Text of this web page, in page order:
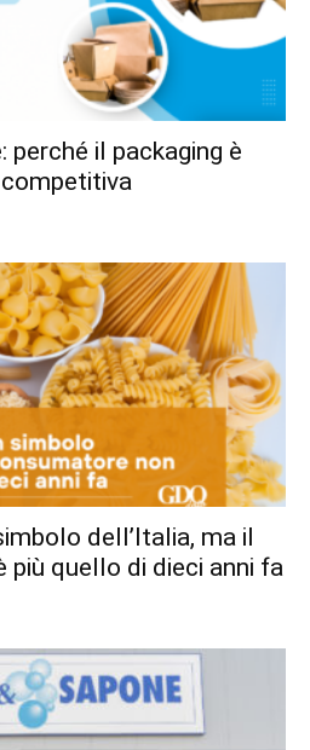
perché il packaging è
dell’Italia, ma il
più quello di dieci anni fa